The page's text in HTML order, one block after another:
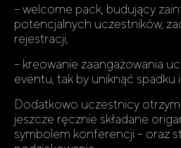
– welcome pack, budujący
potencjalnych uczestników,
rejestracji,
– kreowanie zaangażowania
eventu, tak by uniknąć spadku
Dodatkowo uczestnicy
jeszcze ręcznie składane
symbolem konferencji – oraz